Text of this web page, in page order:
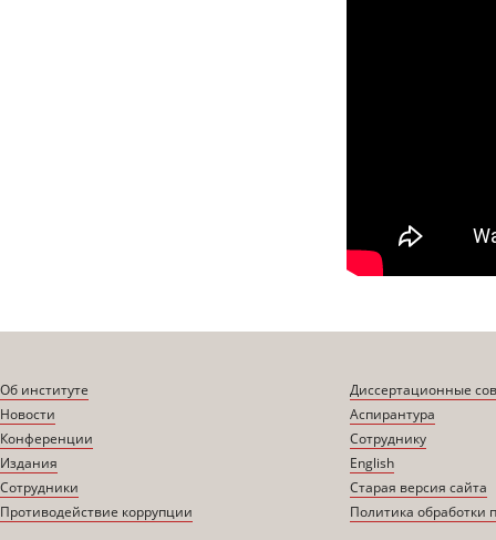
Об институте
Новости
Конференции
Издания
Сотрудники
Противодействие коррупции
Диссертационные
Аспирантура
Сотруднику
English
Старая версия сайта
Политика обработки